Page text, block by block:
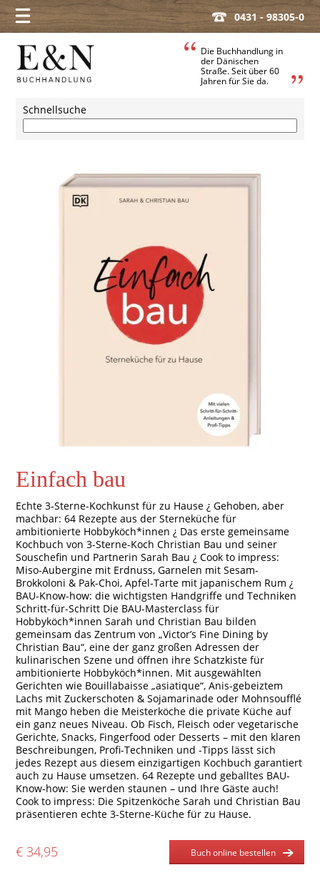
0431 - 98305-0
Die Buchhandlung in
der Dänischen
Straße. Seit über 60
Jahren für Sie da.
Schnellsuche
Einfach bau
Echte 3-Sterne-Kochkunst für zu Hause ¿ Gehoben, aber
machbar: 64 Rezepte aus der Sterneküche für
ambitionierte Hobbyköch*innen ¿ Das erste gemeinsame
Kochbuch von 3-Sterne-Koch Christian Bau und seiner
Souschefin und Partnerin Sarah Bau ¿ Cook to impress:
Miso-Aubergine mit Erdnuss, Garnelen mit Sesam-
Brokkoloni & Pak-Choi, Apfel-Tarte mit japanischem Rum ¿
BAU-Know-how: die wichtigsten Handgriffe und Techniken
Schritt-für-Schritt Die BAU-Masterclass für
Hobbyköch*innen Sarah und Christian Bau bilden
gemeinsam das Zentrum von „Victor’s Fine Dining by
Christian Bau“, eine der ganz großen Adressen der
kulinarischen Szene und öffnen ihre Schatzkiste für
ambitionierte Hobbyköch*innen. Mit ausgewählten
Gerichten wie Bouillabaisse „asiatique“, Anis-gebeiztem
Lachs mit Zuckerschoten & Sojamarinade oder Mohnsoufflé
mit Mango heben die Meisterköche die private Küche auf
ein ganz neues Niveau. Ob Fisch, Fleisch oder vegetarische
Gerichte, Snacks, Fingerfood oder Desserts – mit den klaren
Beschreibungen, Profi-Techniken und -Tipps lässt sich
jedes Rezept aus diesem einzigartigen Kochbuch garantiert
auch zu Hause umsetzen. 64 Rezepte und geballtes BAU-
Know-how: Sie werden staunen – und Ihre Gäste auch!
Cook to impress: Die Spitzenköche Sarah und Christian Bau
präsentieren echte 3-Sterne-Küche für zu Hause.
Buch online bestellen
€ 34,95